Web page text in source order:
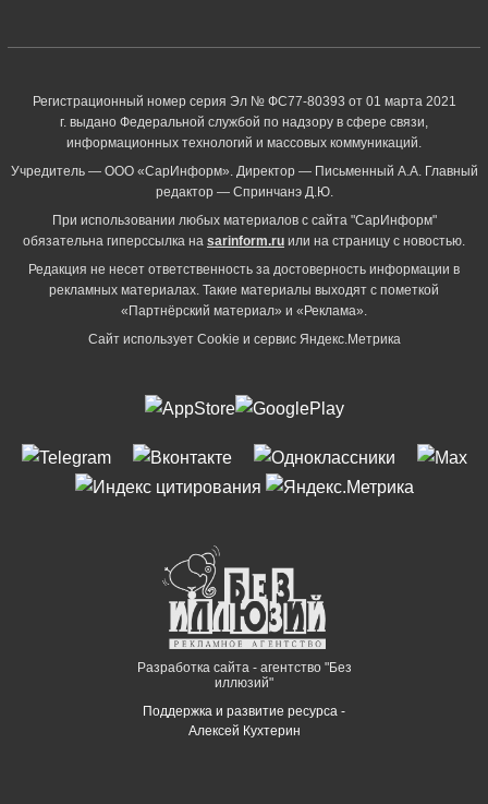
Регистрационный номер серия Эл № ФС77-80393 от 01 марта 2021
г. выдано Федеральной службой по надзору в сфере связи,
информационных технологий и массовых коммуникаций.
Учредитель — ООО «СарИнформ». Директор — Письменный А.А. Главный
редактор — Спринчанэ Д.Ю.
При использовании любых материалов с сайта "СарИнформ"
обязательна гиперссылка на sarinform.ru или на страницу с новостью.
Редакция не несет ответственность за достоверность информации в
рекламных материалах. Такие материалы выходят с пометкой
«Партнёрский материал» и «Реклама».
Сайт использует Cookie и сервиc Яндекс.Метрика
Разработка сайта - агентство "Без
иллюзий"
Поддержка и развитие ресурса -
Алексей Кухтерин